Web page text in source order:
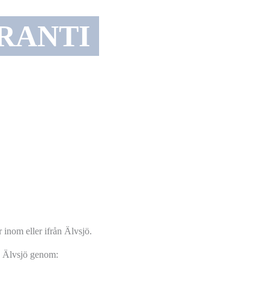
inom eller ifrån Älvsjö.
Älvsjö genom: